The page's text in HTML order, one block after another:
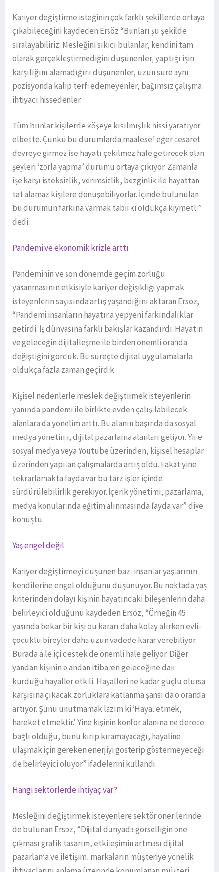
Kariyer değiştirme isteğinin çok farklı şekillerde ortaya
çıkabileceğini kaydeden Ersöz “Bunları şu şekilde
sıralayabiliriz: Mesleğini sıkıcı bulanlar, kendini tam
olarak gerçekleştirmediğini düşünenler, yaptığı işin
karşılığını alamadığını düşünenler, uzun süre aynı
pozisyonda kalıp terfi edemeyenler, bağımsız çalışma
ihtiyacı hissedenler.
Tüm bunlar kişilerde köşeye kısılmışlık hissi yaratıyor
elbette. Çünkü bu durumlarda maalesef eğer cesaret
devreye girmez ise hayatı çekilmez hale getirecek olan
şeyleri ‘zorla yapma’ durumu ortaya çıkıyor. Zamanla
işe karşı isteksizlik, verimsizlik, bezginlik ile hayattan
tat alamaz kişilere dönüşebiliyorlar. İçinde bulunulan
bu durumun farkına varmak tabii ki oldukça kıymetli”
dedi.
Pandemi ve ekonomik krizle arttı
Pandeminin ve son dönemde geçim zorluğu
yaşanmasının etkisiyle kariyer değişikliği yapmak
isteyenlerin sayısında artış yaşandığını aktaran Ersöz,
“Pandemi insanların hayatına yepyeni farkındalıklar
getirdi. İş dünyasına farklı bakışlar kazandırdı. Hayatın
ve geleceğin dijitalleşme ile birden önemli oranda
değiştiğini gördük. Bu süreçte dijital uygulamalarla
oldukça fazla zaman geçirdik.
Kişisel nedenlerle meslek değiştirmek isteyenlerin
yanında pandemi ile birlikte evden çalışılabilecek
alanlara da yönelim arttı. Bu alanın başında da sosyal
medya yönetimi, dijital pazarlama alanları geliyor. Yine
sosyal medya veya Youtube üzerinden, kişisel hesaplar
üzerinden yapılan çalışmalarda artış oldu. Fakat yine
tekrarlamakta fayda var bu tarz işler içinde
sürdürülebilirlik gerekiyor. İçerik yönetimi, pazarlama,
medya konularında eğitim alınmasında fayda var” diye
konuştu.
Yaş engel değil
Kariyer değiştirmeyi düşünen bazı insanlar yaşlarının
kendilerine engel olduğunu düşünüyor. Bu noktada yaş
kriterinden dolayı kişinin hayatındaki bileşenlerin daha
belirleyici olduğunu kaydeden Ersöz, “Örneğin 45
yaşında bekar bir kişi bu kararı daha kolay alırken evli-
çocuklu bireyler daha uzun vadede karar verebiliyor.
Burada aile içi destek de önemli hale geliyor. Diğer
yandan kişinin o andan itibaren geleceğine dair
kurduğu hayaller etkili. Hayalleri ne kadar güçlü olursa
karşısına çıkacak zorluklara katlanma şansı da o oranda
artıyor. Şunu unutmamak lazım ki ‘Hayal etmek,
hareket etmektir.’ Yine kişinin konfor alanına ne derece
bağlı olduğu, bunu kırıp kıramayacağı, hayaline
ulaşmak için gereken enerjiyi gösterip göstermeyeceği
de belirleyici oluyor” ifadelerini kullandı.
Hangi sektörlerde ihtiyaç var?
Mesleğini değiştirmek isteyenlere sektör önerilerinde
de bulunan Ersöz, “Dijital dünyada görselliğin öne
çıkması grafik tasarım, etkileşimin artması dijital
pazarlama ve iletişim, markaların müşteriye yönelik